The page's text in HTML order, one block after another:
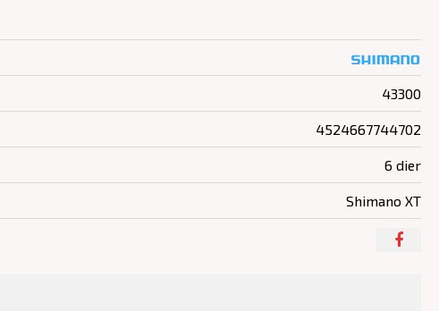
43300
4524667744702
6 dier
Shimano XT